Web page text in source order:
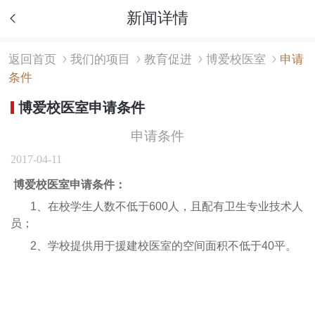
新闻详情
返回首页 我们的项目 教育促进 博爱校医室
申请
条件
博爱校医室申请条件
申请条件
2017-04-11
博爱校医室申请条件：
1、在校学生人数不低于600人，且配有卫生专业技术人
员；
2、学校提供用于援建校医室的空间面积不低于40平。